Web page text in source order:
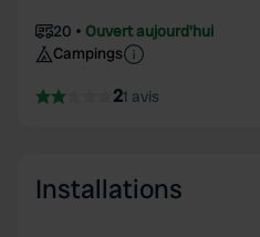
20
Ouvert aujourd'hui
Campings
21 avis
Installations